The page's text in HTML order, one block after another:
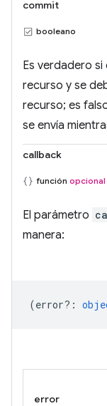
commit
booleano
Es verdadero
recurso y se
recurso; es
se envía
callback
función opcional
El parámetro
manera:
(error? :
error